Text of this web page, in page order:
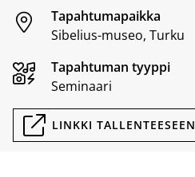
Tapahtumapaikka
Sibelius-museo, Turku
Tapahtuman tyyppi
Seminaari
LINKKI TALLENTEESEEN